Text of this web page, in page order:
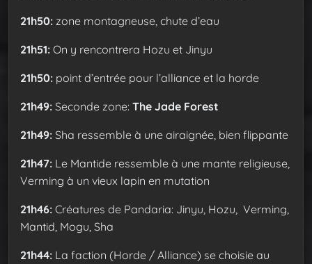
21h50: zone montagneuse, chute d’eau
21h51: On y rencontrera Hozu et Jinyu
21h50: point d’entrée pour l’alliance et la horde
21h49: Seconde zone: The Jade Forest
21h49: Sha ressemble à une airaignée, bien flippante
21h47: Le Mantide ressemble à une mante religieuse,
Verming à un vieux lapin en mutation
21h46: Créatures de Pandaria: Jinyu, Hozu, Verming,
Mantid, Mogu, Sha
21h44: La faction (Horde / Alliance) se choisie au